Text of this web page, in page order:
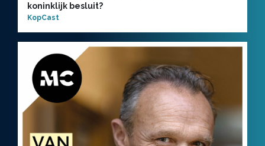
koninklijk besluit?
KopCast